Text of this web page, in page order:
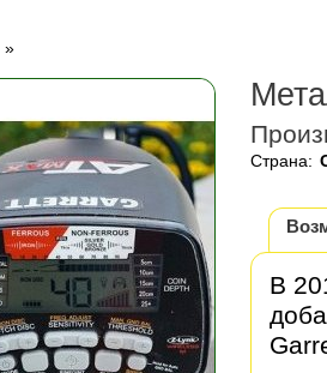
»
Страна:
В